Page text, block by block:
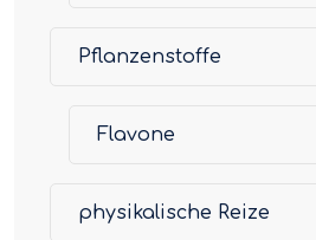
Pflanzenstoffe
Flavone
physikalische Reize